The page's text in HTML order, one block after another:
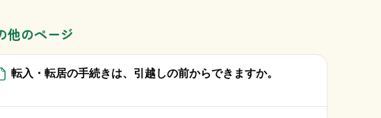
他のページ
転入・転居の手続きは、引越しの前からできますか。